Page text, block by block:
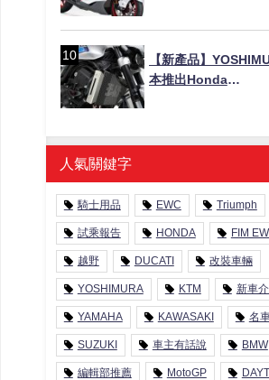
Special Edition 特仕
新珍珠白塗裝與專屬
【新產品】
本推出Honda
CB1000F/CB1000
專用水箱護網，六角
計質感升級
人氣關鍵字
騎士用品 EWC Triumph
試乘報告 HONDA FIM
越野 DUCATI 改裝車輛
YOSHIMURA KTM 新車
YAMAHA KAWASAKI 名
SUZUKI 車主有話說 BMW
編輯部推薦 MotoGP